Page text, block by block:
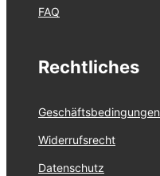
FAQ
Rechtliches
Geschäftsbedingungen
Widerrufsrecht
Datenschutz